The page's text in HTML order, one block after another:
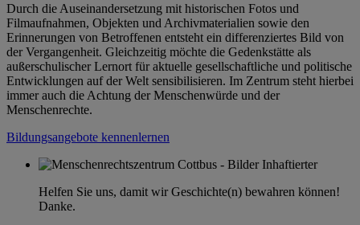
Durch die Auseinandersetzung mit historischen Fotos und
Filmaufnahmen, Objekten und Archivmaterialien sowie den
Erinnerungen von Betroffenen entsteht ein differenziertes Bild von
der Vergangenheit. Gleichzeitig möchte die Gedenkstätte als
außerschulischer Lernort für aktuelle gesellschaftliche und politische
Entwicklungen auf der Welt sensibilisieren. Im Zentrum steht hierbei
immer auch die Achtung der Menschenwürde und der
Menschenrechte.
Bildungsangebote kennenlernen
Helfen Sie uns, damit wir Geschichte(n) bewahren können!
Danke.